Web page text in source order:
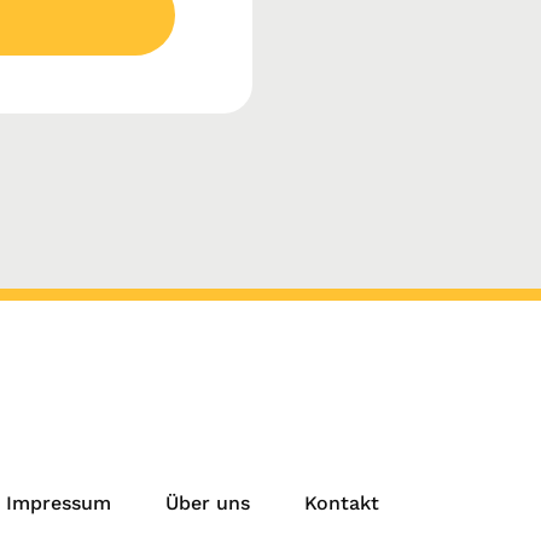
Impressum Über uns Kontakt